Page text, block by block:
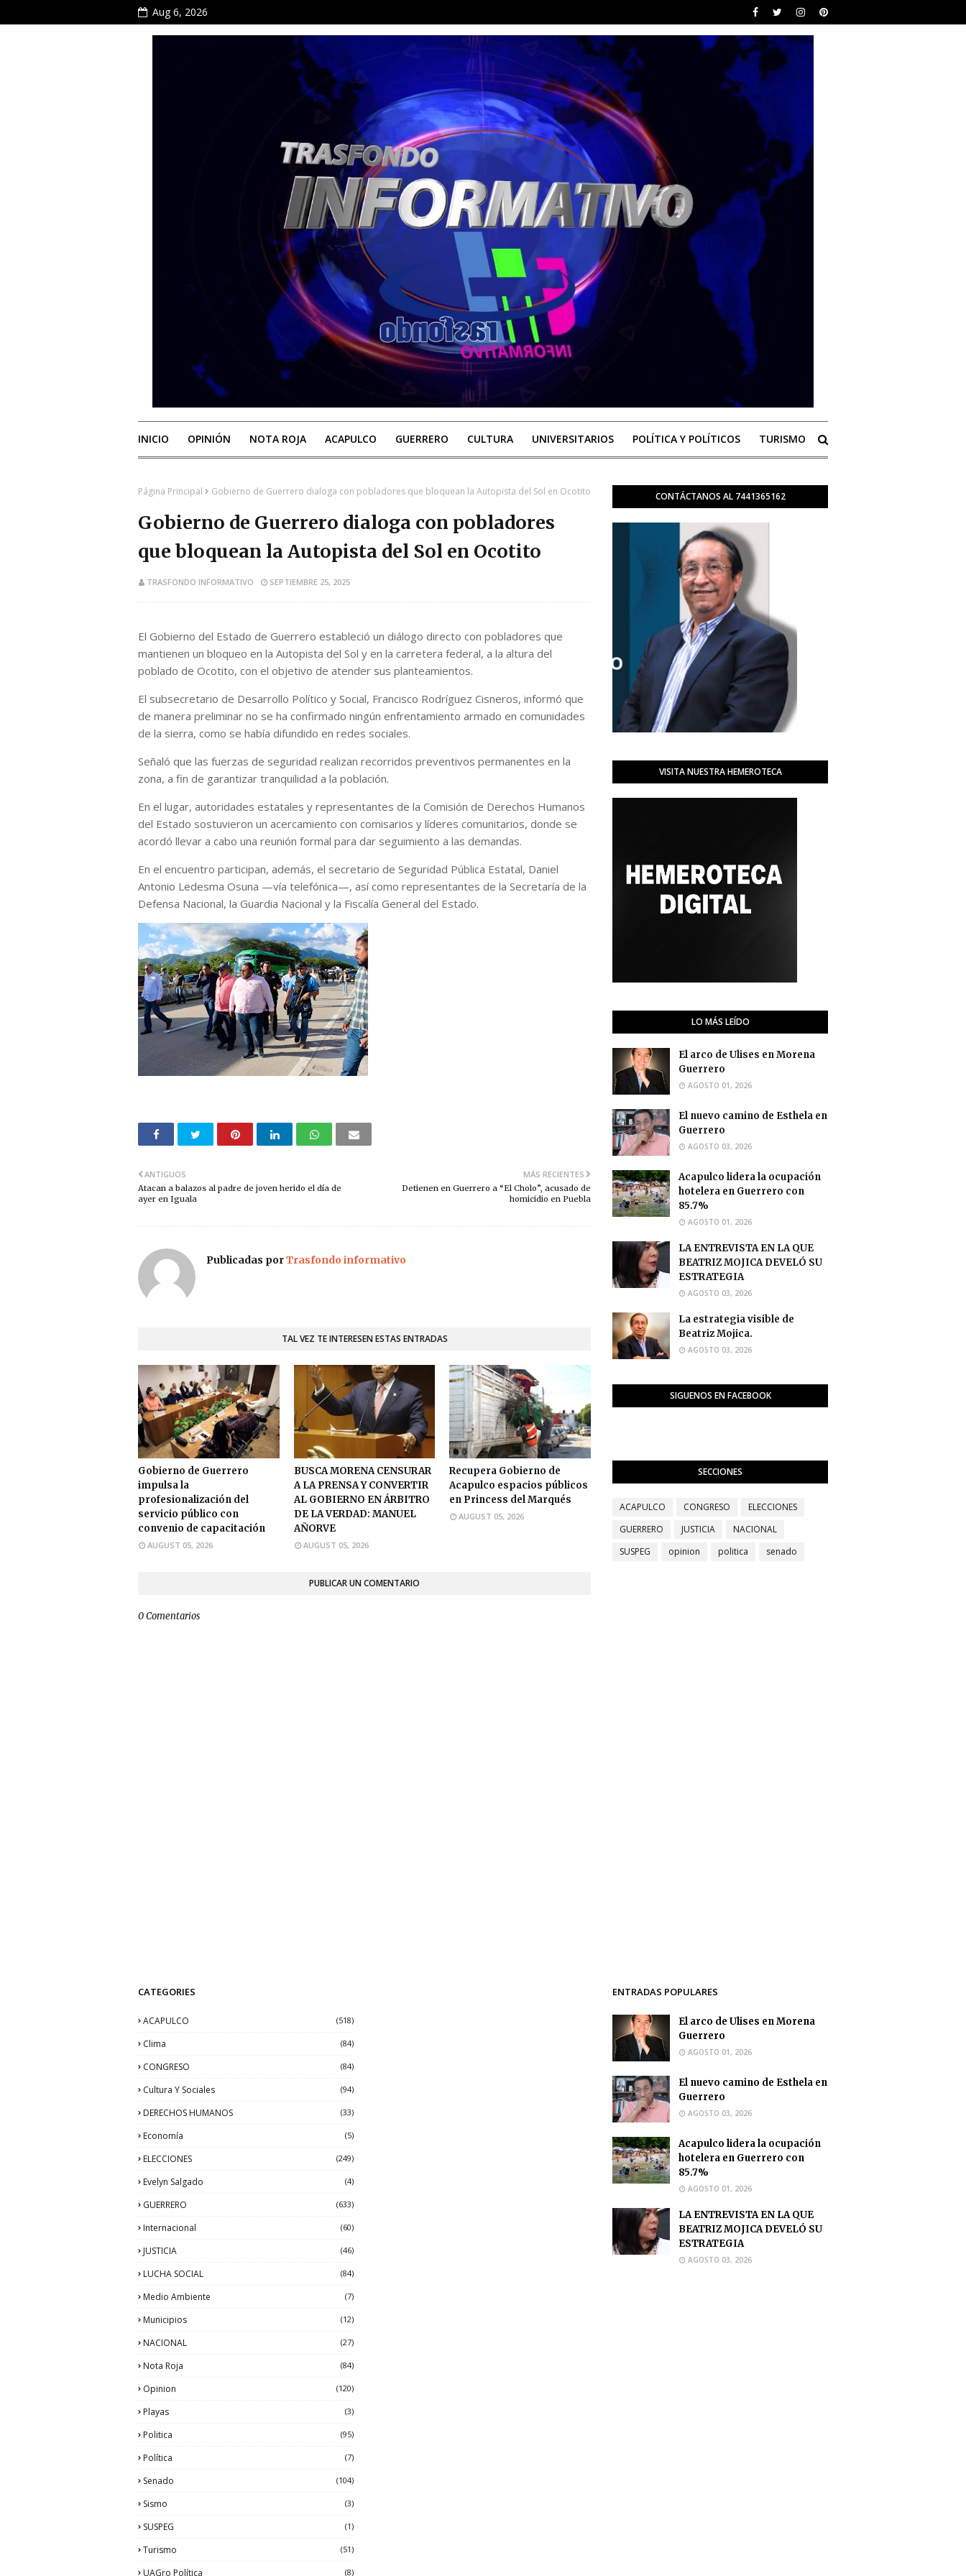
Aug 6, 2026
INICIO OPINIÓN NOTA ROJA ACAPULCO GUERRERO CULTURA UNIVERSITARIOS POLÍTICA Y POLÍTICOS TURISMO
Página Principal Gobierno de Guerrero dialoga con pobladores que bloquean la Autopista del Sol en Ocotito
Gobierno de Guerrero dialoga con pobladores
que bloquean la Autopista del Sol en Ocotito
TRASFONDO INFORMATIVO SEPTIEMBRE 25, 2025
El Gobierno del Estado de Guerrero estableció un diálogo directo con pobladores que
mantienen un bloqueo en la Autopista del Sol y en la carretera federal, a la altura del
poblado de Ocotito, con el objetivo de atender sus planteamientos.
El subsecretario de Desarrollo Político y Social, Francisco Rodríguez Cisneros, informó que
de manera preliminar no se ha confirmado ningún enfrentamiento armado en comunidades
de la sierra, como se había difundido en redes sociales.
Señaló que las fuerzas de seguridad realizan recorridos preventivos permanentes en la
zona, a fin de garantizar tranquilidad a la población.
En el lugar, autoridades estatales y representantes de la Comisión de Derechos Humanos
del Estado sostuvieron un acercamiento con comisarios y líderes comunitarios, donde se
acordó llevar a cabo una reunión formal para dar seguimiento a las demandas.
En el encuentro participan, además, el secretario de Seguridad Pública Estatal, Daniel
Antonio Ledesma Osuna —vía telefónica—, así como representantes de la Secretaría de la
Defensa Nacional, la Guardia Nacional y la Fiscalía General del Estado.
MÁS RECIENTES
Detienen en Guerrero a “El Cholo”, acusado de
homicidio en Puebla
ANTIGUOS
Atacan a balazos al padre de joven herido el día de
ayer en Iguala
Publicadas porTrasfondo informativo
TAL VEZ TE INTERESEN ESTAS ENTRADAS
Gobierno de Guerrero
impulsa la
profesionalización del
servicio público con
convenio de capacitación
AUGUST 05, 2026
BUSCA MORENA CENSURAR
A LA PRENSA Y CONVERTIR
AL GOBIERNO EN ÁRBITRO
DE LA VERDAD: MANUEL
AÑORVE
AUGUST 05, 2026
Recupera Gobierno de
Acapulco espacios públicos
en Princess del Marqués
AUGUST 05, 2026
PUBLICAR UN COMENTARIO
0 Comentarios
CONTÁCTANOS AL 7441365162
VISITA NUESTRA HEMEROTECA
LO MÁS LEÍDO
El arco de Ulises en Morena
Guerrero
AGOSTO 01, 2026
El nuevo camino de Esthela en
Guerrero
AGOSTO 03, 2026
Acapulco lidera la ocupación
hotelera en Guerrero con
85.7%
AGOSTO 01, 2026
LA ENTREVISTA EN LA QUE
BEATRIZ MOJICA DEVELÓ SU
ESTRATEGIA
AGOSTO 03, 2026
La estrategia visible de
Beatriz Mojica.
AGOSTO 03, 2026
SIGUENOS EN FACEBOOK
SECCIONES
ACAPULCO CONGRESO
ELECCIONES
GUERRERO
JUSTICIA
NACIONAL
SUSPEG
opinion politica senado
CATEGORIES
ACAPULCO (518)
Clima (84)
CONGRESO (84)
Cultura Y Sociales (94)
DERECHOS HUMANOS (33)
Economía (5)
ELECCIONES (249)
Evelyn Salgado (4)
GUERRERO (633)
Internacional (60)
JUSTICIA (46)
LUCHA SOCIAL (84)
Medio Ambiente (7)
Municipios (12)
NACIONAL (27)
Nota Roja (84)
Opinion (120)
Playas (3)
Politica (95)
Política (7)
Senado (104)
Sismo (3)
SUSPEG (1)
Turismo (51)
UAGro Política (8)
ENTRADAS POPULARES
El arco de Ulises en Morena
Guerrero
AGOSTO 01, 2026
El nuevo camino de Esthela en
Guerrero
AGOSTO 03, 2026
Acapulco lidera la ocupación
hotelera en Guerrero con
85.7%
AGOSTO 01, 2026
LA ENTREVISTA EN LA QUE
BEATRIZ MOJICA DEVELÓ SU
ESTRATEGIA
AGOSTO 03, 2026